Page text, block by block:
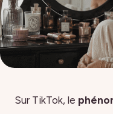
Sur TikTok, le